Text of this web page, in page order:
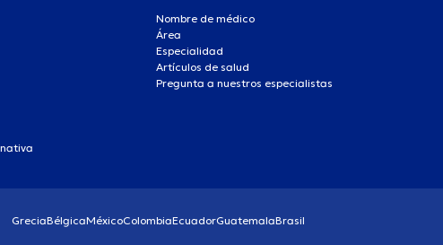
Nombre de médico
Área
Especialidad
Artículos de salud
Pregunta a nuestros especialistas
GreciaBélgicaMéxicoColombiaEcuadorGuatemalaBrasil